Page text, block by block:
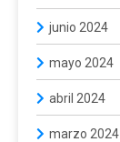
junio 2024
mayo 2024
abril 2024
marzo 2024